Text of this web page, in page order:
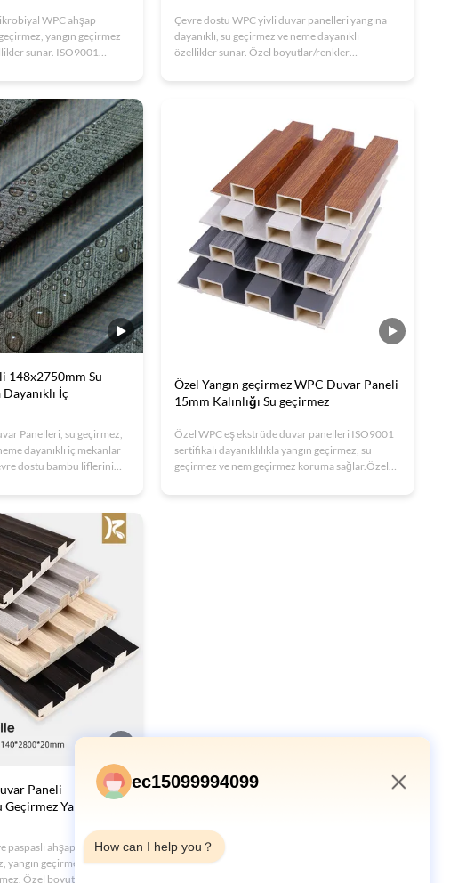
WPC ahşap
yangın geçirmez
sunar. ISO9001
ömrü ile.
Çevre dostu WPC yivli duvar panelleri yangına
dayanıklı, su geçirmez ve neme dayanıklı
özellikler sunar. Özel boyutlar/renkler
148x2750mm Su
İç
Panelleri, su geçirmez,
dayanıklı iç mekanlar
dostu bambu liflerini
Özel Yangın geçirmez WPC Duvar Paneli
15mm Kalınlığı Su geçirmez
Özel WPC eş ekstrüde duvar panelleri ISO9001
sertifikalı dayanıklılıkla yangın geçirmez, su
geçirmez ve nem geçirmez koruma sağlar.Özel
Paneli
Yangına
paspaslı ahşap duvar
yangın geçirmez, nem
Özel boyutlar mevcut.
ec15099994099
How can I help you？